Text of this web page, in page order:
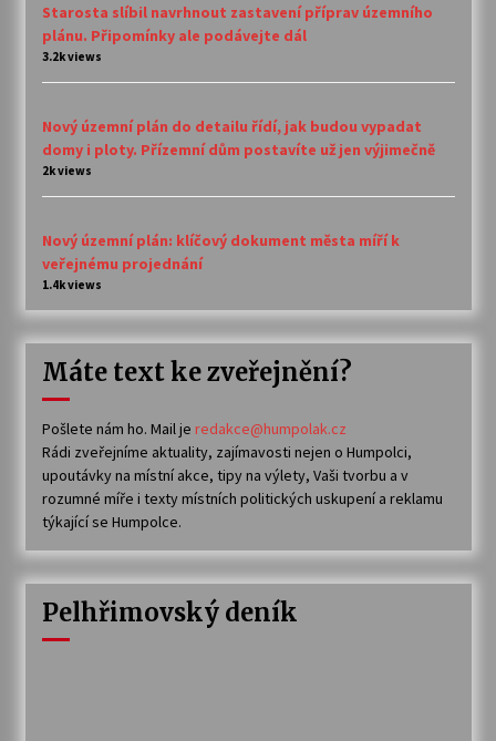
Starosta slíbil navrhnout zastavení příprav územního
plánu. Připomínky ale podávejte dál
3.2k views
Nový územní plán do detailu řídí, jak budou vypadat
domy i ploty. Přízemní dům postavíte už jen výjimečně
2k views
Nový územní plán: klíčový dokument města míří k
veřejnému projednání
1.4k views
Máte text ke zveřejnění?
Pošlete nám ho. Mail je redakce@humpolak.cz
Rádi zveřejníme aktuality, zajímavosti nejen o Humpolci,
upoutávky na místní akce, tipy na výlety, Vaši tvorbu a v
rozumné míře i texty místních politických uskupení a reklamu
týkající se Humpolce.
Pelhřimovský deník